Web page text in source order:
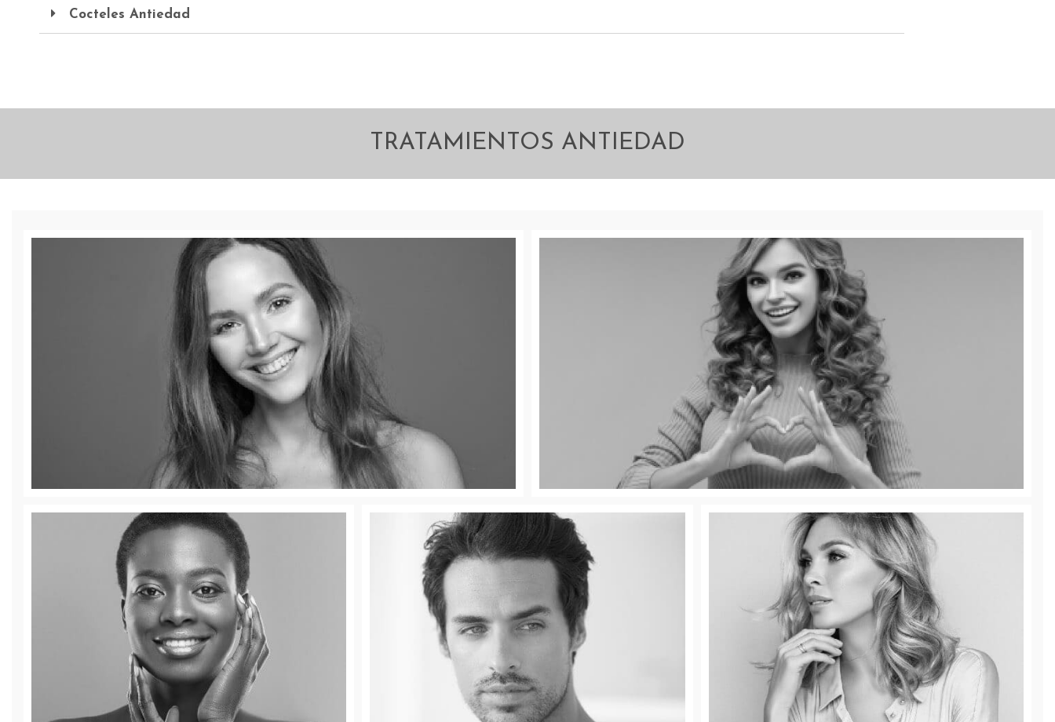
Cocteles Antiedad
TRATAMIENTOS ANTIEDAD
Eliminación de Surcos
Rellena y corrige los surcos faciales nasogenianos y mentonianos | Rellenos
Dérmicos
Cocteles Antiedad
Retarda el proceso de envejecimiento | Evita la formación de arrugas |
Coctel Antiedad
Entrecejo
Relaja y corrige las líneas de expresión de la
frente | Toxina Botulínica
Frente
Relaja y corrige las líneas de expresión del
entrecejo | Toxina Botulínica
Patas de Gallina
Relaja y corrige las líneas de expresión de
párpados | Toxina Botulínica